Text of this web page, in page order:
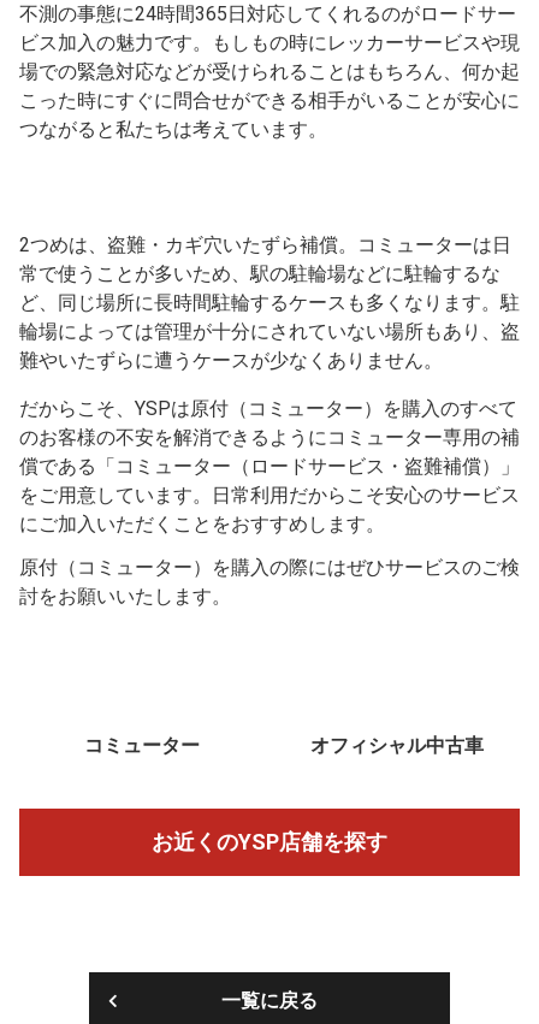
不測の事態に24時間365日対応してくれるのがロードサー
ビス加入の魅力です。もしもの時にレッカーサービスや現
場での緊急対応などが受けられることはもちろん、何か起
こった時にすぐに問合せができる相手がいることが安心に
つながると私たちは考えています。
2つめは、盗難・カギ穴いたずら補償。コミューターは日
常で使うことが多いため、駅の駐輪場などに駐輪するな
ど、同じ場所に長時間駐輪するケースも多くなります。駐
輪場によっては管理が十分にされていない場所もあり、盗
難やいたずらに遭うケースが少なくありません。
だからこそ、YSPは原付（コミューター）を購入のすべて
のお客様の不安を解消できるようにコミューター専用の補
償である「コミューター（ロードサービス・盗難補償）」
をご用意しています。日常利用だからこそ安心のサービス
にご加入いただくことをおすすめします。
原付（コミューター）を購入の際にはぜひサービスのご検
討をお願いいたします。
コミューター オフィシャル中古車
お近くのYSP店舗を探す
一覧に戻る